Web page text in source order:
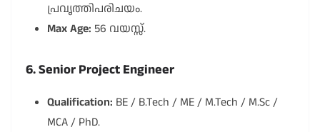
പ്രവൃത്തിപരിചയം.
Max Age: 56 വയസ്സ്.
6. Senior Project Engineer
Qualification: BE / B.Tech / ME / M.Tech / M.Sc /
MCA / PhD.